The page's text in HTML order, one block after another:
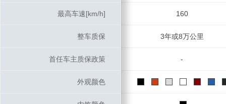
最高车速[km/h] 160
整车质保 3年或8万公里
首任车主质保政策 -
外观颜色
最高车速[km/h]
整车质保
首任车主质保政策
外观颜色